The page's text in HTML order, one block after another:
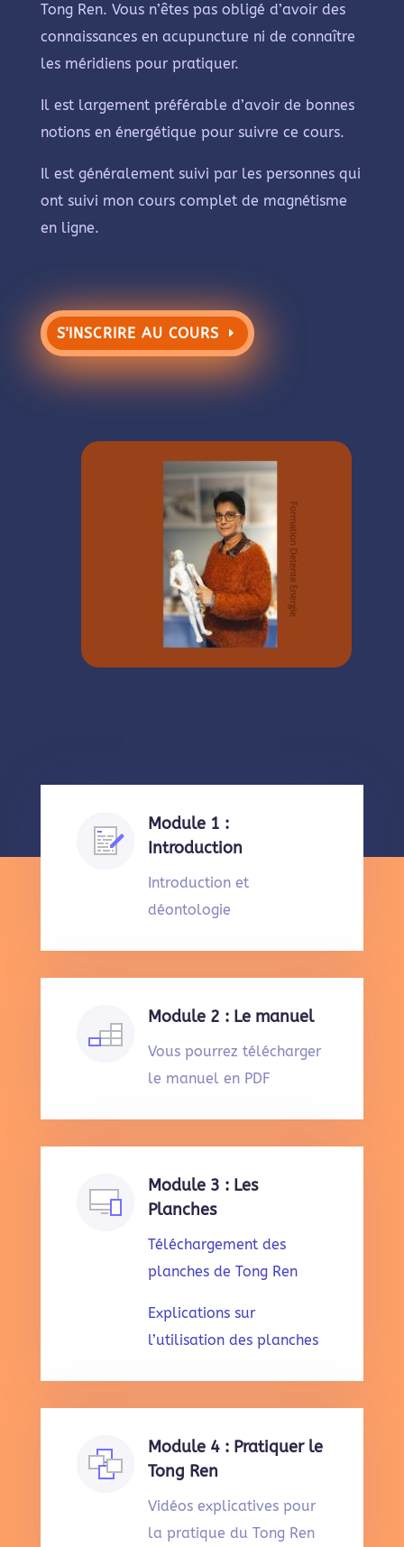
Tong Ren. Vous n’êtes pas obligé d’avoir des
connaissances en acupuncture ni de connaître
les méridiens pour pratiquer.
Il est largement préférable d’avoir de bonnes
notions en énergétique pour suivre ce cours.
Il est généralement suivi par les personnes qui
ont suivi mon cours complet de magnétisme
en ligne.
S'INSCRIRE AU COURS
Module 1 :
Introduction
Introduction et
déontologie
Module 2 : Le manuel
Vous pourrez télécharger
le manuel en PDF
Module 3 : Les
Planches
Téléchargement des
planches de Tong Ren
Explications sur
l’utilisation des planches
Module 4 : Pratiquer le
Tong Ren
Vidéos explicatives pour
la pratique du Tong Ren